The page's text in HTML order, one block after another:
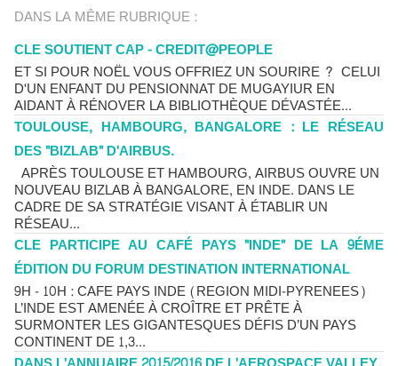
DANS LA MÊME RUBRIQUE :
CLE SOUTIENT CAP - CREDIT@PEOPLE
ET SI POUR NOËL VOUS OFFRIEZ UN SOURIRE ? CELUI
D'UN ENFANT DU PENSIONNAT DE MUGAYIUR EN
AIDANT À RÉNOVER LA BIBLIOTHÈQUE DÉVASTÉE...
TOULOUSE, HAMBOURG, BANGALORE : LE RÉSEAU
DES "BIZLAB" D'AIRBUS.
APRÈS TOULOUSE ET HAMBOURG, AIRBUS OUVRE UN
NOUVEAU BIZLAB À BANGALORE, EN INDE. DANS LE
CADRE DE SA STRATÉGIE VISANT À ÉTABLIR UN
RÉSEAU...
CLE PARTICIPE AU CAFÉ PAYS "INDE" DE LA 9ÉME
ÉDITION DU FORUM DESTINATION INTERNATIONAL
9H - 10H : CAFE PAYS INDE (REGION MIDI-PYRENEES)
L’INDE EST AMENÉE À CROÎTRE ET PRÊTE À
SURMONTER LES GIGANTESQUES DÉFIS D’UN PAYS
CONTINENT DE 1,3...